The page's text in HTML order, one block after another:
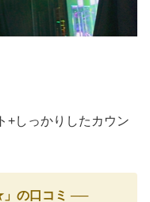
+しっかりしたカウン
コミ ──